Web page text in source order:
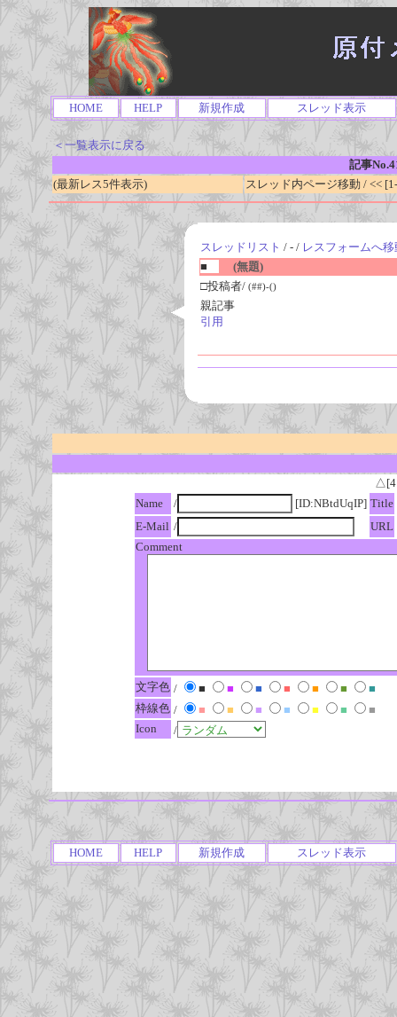
HOME HELP 新規作成 スレッド表示
＜一覧表示に戻る
記事
(最新レス5件表示)
スレッド内ページ移動 / <<
スレッドリスト / - / レスフォームへ移
■
(無題)
□投稿者/ (##)-()
親記事
引用
Name
/ [ID:NBtdUqIP] Title
E-Mail /
URL
Comment
文字色 / ■ ■ ■ ■ ■ ■
■
枠線色 / ■ ■ ■ ■ ■ ■
■
Icon
/
HOME HELP 新規作成 スレッド表示